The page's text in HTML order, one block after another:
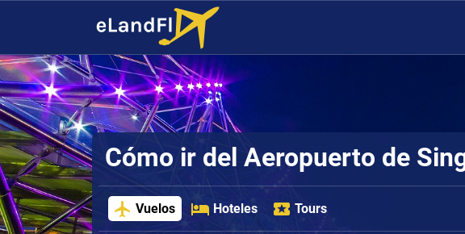
Cómo ir del Aeropuerto de
Vuelos Hoteles Tours